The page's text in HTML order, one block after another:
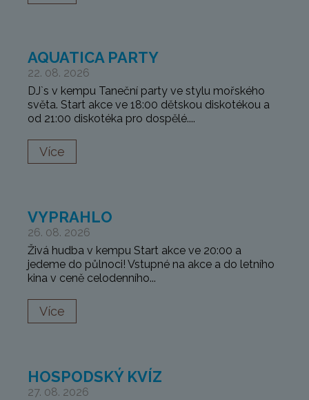
AQUATICA PARTY
22. 08. 2026
DJ`s v kempu Taneční party ve stylu mořského
světa. Start akce ve 18:00 dětskou diskotékou a
od 21:00 diskotéka pro dospělé....
Více
VYPRAHLO
26. 08. 2026
Živá hudba v kempu Start akce ve 20:00 a
jedeme do půlnoci! Vstupné na akce a do letního
kina v ceně celodenního...
Více
HOSPODSKÝ KVÍZ
27. 08. 2026